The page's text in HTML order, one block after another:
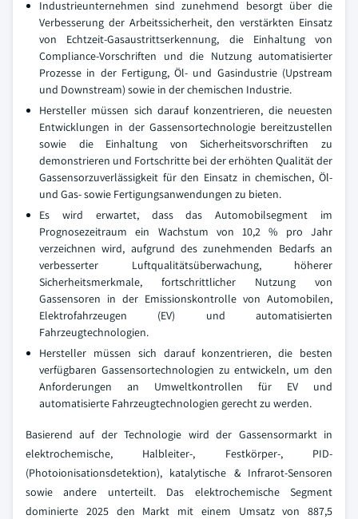
Industrieunternehmen sind zunehmend besorgt über die
Verbesserung der Arbeitssicherheit, den verstärkten Einsatz
von Echtzeit-Gasaustrittserkennung, die Einhaltung von
Compliance-Vorschriften und die Nutzung automatisierter
Prozesse in der Fertigung, Öl- und Gasindustrie (Upstream
und Downstream) sowie in der chemischen Industrie.
Hersteller müssen sich darauf konzentrieren, die neuesten
Entwicklungen in der Gassensortechnologie bereitzustellen
sowie die Einhaltung von Sicherheitsvorschriften zu
demonstrieren und Fortschritte bei der erhöhten Qualität der
Gassensorzuverlässigkeit für den Einsatz in chemischen, Öl-
und Gas- sowie Fertigungsanwendungen zu bieten.
Es wird erwartet, dass das Automobilsegment im
Prognosezeitraum ein Wachstum von 10,2 % pro Jahr
verzeichnen wird, aufgrund des zunehmenden Bedarfs an
verbesserter Luftqualitätsüberwachung, höherer
Sicherheitsmerkmale, fortschrittlicher Nutzung von
Gassensoren in der Emissionskontrolle von Automobilen,
Elektrofahrzeugen (EV) und automatisierten
Fahrzeugtechnologien.
Hersteller müssen sich darauf konzentrieren, die besten
verfügbaren Gassensortechnologien zu entwickeln, um den
Anforderungen an Umweltkontrollen für EV und
automatisierte Fahrzeugtechnologien gerecht zu werden.
Basierend auf der Technologie wird der Gassensormarkt in
elektrochemische, Halbleiter-, Festkörper-, PID-
(Photoionisationsdetektion), katalytische & Infrarot-Sensoren
sowie andere unterteilt. Das elektrochemische Segment
dominierte 2025 den Markt mit einem Umsatz von 887,5